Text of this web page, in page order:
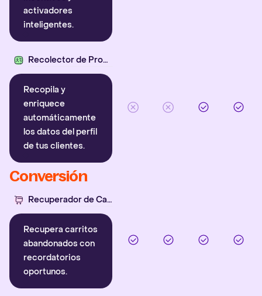
activadores
inteligentes.
Recolector de Propiedades
Recopila y
enriquece
automáticamente
los datos del perfil
de tus clientes.
Conversión
Recuperador de Carritos
Recupera carritos
abandonados con
recordatorios
oportunos.